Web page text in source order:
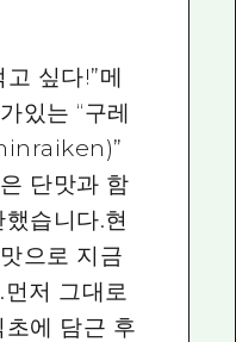
싶다!”메
있는 “구레
단맛과 함
습니다.현
으로 지금
저 그대로
에 담근 후